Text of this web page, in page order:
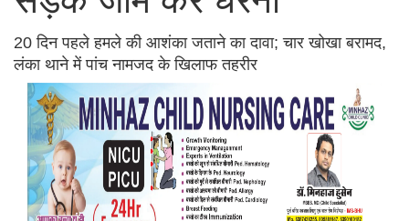
20 दिन पहले हमले की आशंका जताने का दावा; चार खोखा बरामद,
लंका थाने में पांच नामजद के खिलाफ तहरीर